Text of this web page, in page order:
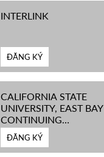
INTERLINK
ĐĂNG KÝ
CALIFORNIA STATE
UNIVERSITY, EAST BAY
CONTINUING
EDUCATION
ĐĂNG KÝ